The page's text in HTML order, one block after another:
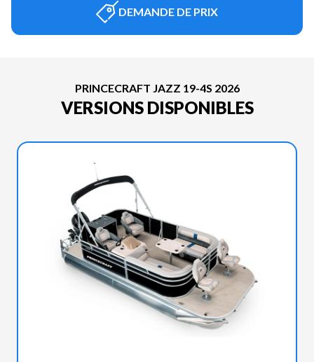
DEMANDE DE PRIX
PRINCECRAFT JAZZ 19-4S 2026
VERSIONS DISPONIBLES